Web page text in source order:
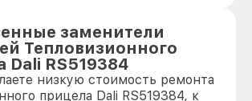
заменители
Тепловизионного
Dali RS519384
низкую стоимость ремонта
прицела Dali RS519384, к